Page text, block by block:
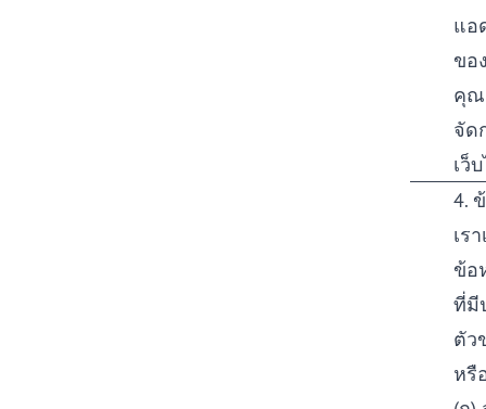
แอ
ขอ
คุณ
จัด
เว็
4.
เร
ข้อ
ที่มี
ตัว
หรื